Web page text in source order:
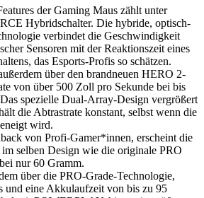
der Gaming Maus zählt unter
Hybridschalter. Die hybride, optisch-
verbindet die Geschwindigkeit
Sensoren mit der Reaktionszeit eines
das Esports-Profis so schätzen.
über den brandneuen HERO 2-
von über 500 Zoll pro Sekunde bei bis
spezielle Dual-Array-Design vergrößert
die Abtrastrate konstant, selbst wenn die
wird.
von Profi-Gamer*innen, erscheint die
selben Design wie die originale PRO
nur 60 Gramm.
über die PRO-Grade-Technologie,
und eine Akkulaufzeit von bis zu 95